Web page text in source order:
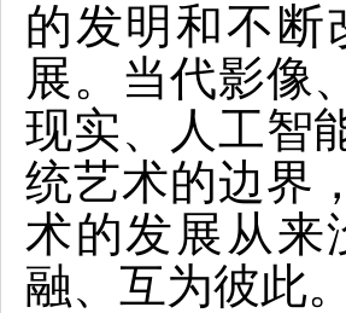
的发明和不断
展。当代影像
现实、人工智
统艺术的边界
术的发展从来
融、互为彼此。